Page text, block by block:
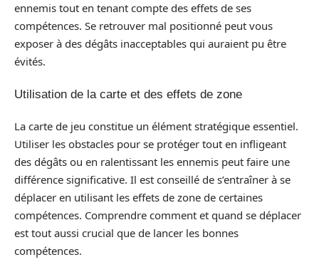
ennemis tout en tenant compte des effets de ses
compétences. Se retrouver mal positionné peut vous
exposer à des dégâts inacceptables qui auraient pu être
évités.
Utilisation de la carte et des effets de zone
La carte de jeu constitue un élément stratégique essentiel.
Utiliser les obstacles pour se protéger tout en infligeant
des dégâts ou en ralentissant les ennemis peut faire une
différence significative. Il est conseillé de s’entraîner à se
déplacer en utilisant les effets de zone de certaines
compétences. Comprendre comment et quand se déplacer
est tout aussi crucial que de lancer les bonnes
compétences.